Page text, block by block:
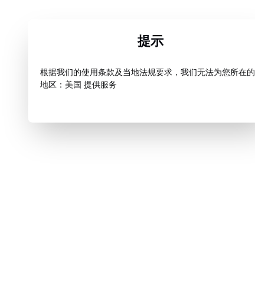
提示
根据我们的使用条款及当地法规要求，我们无法为您所在的
地区：美国 提供服务